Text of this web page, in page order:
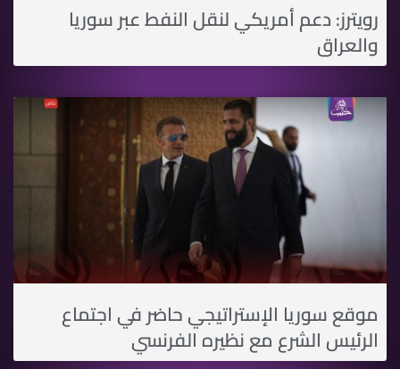
رويترز: دعم أمريكي لنقل النفط عبر سوريا
والعراق
موقع سوريا الإستراتيجي حاضر في اجتماع
الرئيس الشرع مع نظيره الفرنسي